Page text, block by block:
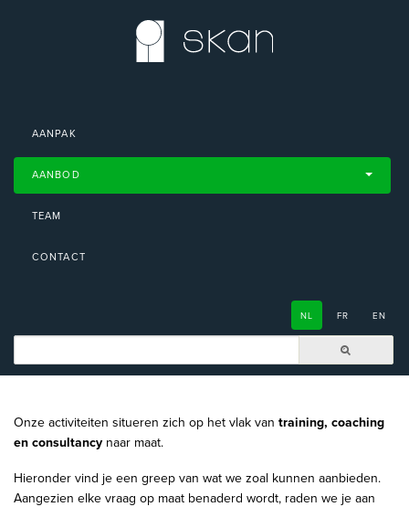
AANPAK
AANBOD
TEAM
CONTACT
NL FR EN
Onze activiteiten situeren zich op het vlak van training, coaching
en consultancy naar maat.
Hieronder vind je een greep van wat we zoal kunnen aanbieden.
Aangezien elke vraag op maat benaderd wordt, raden we je aan